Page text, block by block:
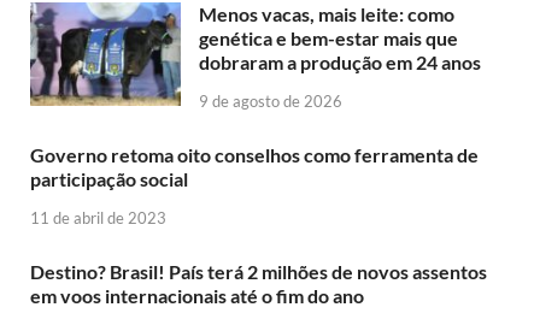
Menos vacas, mais leite: como
genética e bem-estar mais que
dobraram a produção em 24 anos
9 de agosto de 2026
Governo retoma oito conselhos como ferramenta de
participação social
11 de abril de 2023
Destino? Brasil! País terá 2 milhões de novos assentos
em voos internacionais até o fim do ano